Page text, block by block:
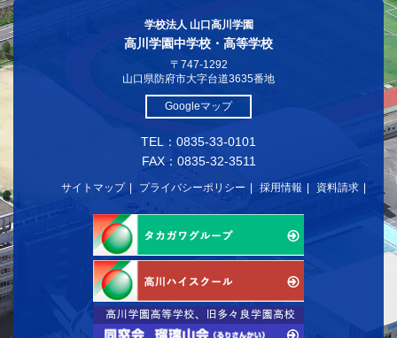
学校法人 山口高川学園
高川学園中学校・高等学校
〒747-1292
山口県防府市大字台道3635番地
Googleマップ
TEL：0835-33-0101
FAX：0835-32-3511
サイトマップ プライバシーポリシー 採用情報 資料請求